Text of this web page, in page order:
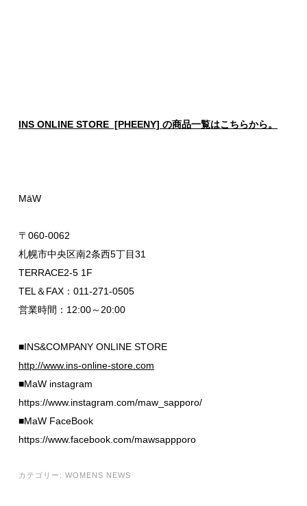
INS ONLINE STORE [PHEENY] の商品一覧はこちらから。
MāW
〒060-0062
札幌市中央区南2条西5丁目31
TERRACE2-5 1F
TEL＆FAX：011-271-0505
営業時間：12:00～20:00
■INS&COMPANY ONLINE STORE
http://www.ins-online-store.com
■MaW instagram
https://www.instagram.com/maw_sapporo/
■MaW FaceBook
https://www.facebook.com/mawsappporo
カテゴリー: WOMENS NEWS